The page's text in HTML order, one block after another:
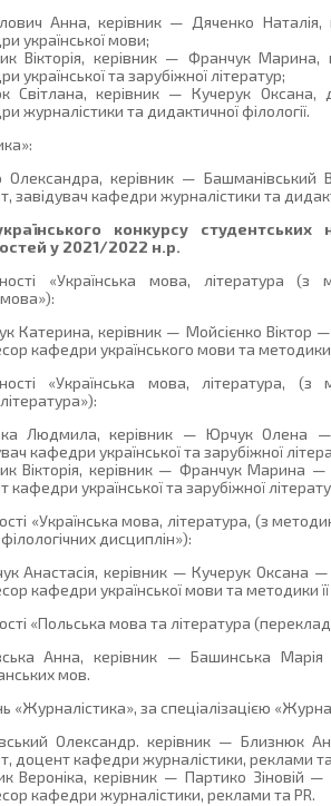
Анна, керівник — Дяченко Наталія,
української мови;
Вікторія, керівник — Франчук Марина,
української та зарубіжної літератур;
Світлана, керівник — Кучерук Оксана,
журналістики та дидактичної філології.
Олександра, керівник — Башманівський
завідувач кафедри журналістики та
конкурсу
у 2021/2022 н.р.
«Українська мова, література
мова»):
Катерина, керівник — Мойсієнко Віктор
кафедри українського мови та методики
«Українська мова, література,
Людмила, керівник — Юрчук Олена —
кафедри української та зарубіжної
Вікторія, керівник — Франчук Марина —
кафедри української та зарубіжної
«Українська мова, література, (з
дисциплін»):
Анастасія, керівник — Кучерук Оксана
кафедри української мови та методики
«Польська мова та література
Анна, керівник — Башинська
мов.
«Журналістика», за спеціалізацією
Олександр. керівник — Близнюк
доцент кафедри журналістики, реклами та
Вероніка, керівник — Партико Зіновій
кафедри журналістики, реклами та PR.